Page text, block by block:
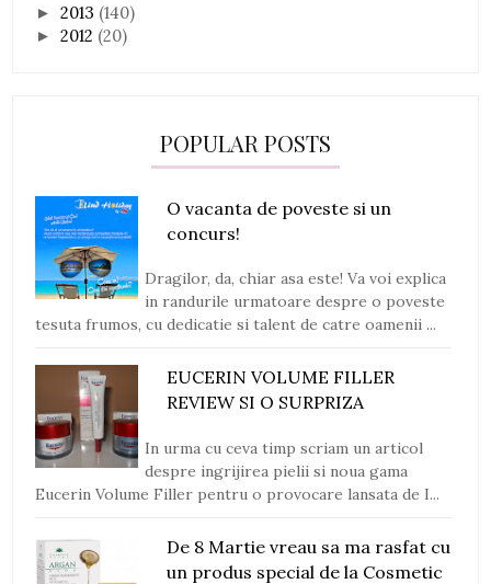
►2013 (140)
►2012 (20)
POPULAR POSTS
O vacanta de poveste si un
concurs!
Dragilor, da, chiar asa este! Va voi explica
in randurile urmatoare despre o poveste
tesuta frumos, cu dedicatie si talent de catre oamenii ...
EUCERIN VOLUME FILLER
REVIEW SI O SURPRIZA
In urma cu ceva timp scriam un articol
despre ingrijirea pielii si noua gama
Eucerin Volume Filler pentru o provocare lansata de I...
De 8 Martie vreau sa ma rasfat cu
un produs special de la Cosmetic